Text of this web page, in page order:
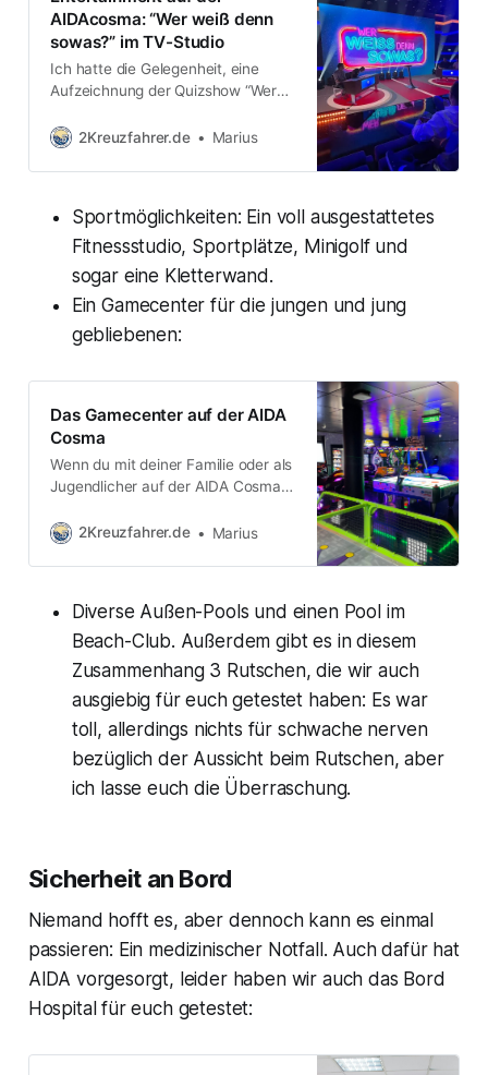
AIDAcosma: “Wer weiß denn
sowas?” im TV-Studio
Ich hatte die Gelegenheit, eine
Aufzeichnung der Quizshow “Wer
der AIDAcosma zu besuchen, und
lange in Erinnerung bleiben wird.
Besuch berichte, möchte ich kurz
erklären, worum es in dieser Show
eigentlich geht.
2Kreuzfahrer.de Marius
Sportmöglichkeiten: Ein voll ausgestattetes
Fitnessstudio, Sportplätze, Minigolf und
sogar eine Kletterwand.
Ein Gamecenter für die jungen und jung
gebliebenen:
Das Gamecenter auf der AIDA
Cosma
Wenn du mit deiner Familie oder als
Jugendlicher auf der AIDA Cosma
Gamecenter ein absolutes
und bringt es auf hoher See in
einem modernen, einladenden
Ambiente. Für Eltern ist es
2Kreuzfahrer.de Marius
Diverse Außen-Pools und einen Pool im
Beach-Club. Außerdem gibt es in diesem
Zusammenhang 3 Rutschen, die wir auch
ausgiebig für euch getestet haben: Es war
toll, allerdings nichts für schwache nerven
bezüglich der Aussicht beim Rutschen, aber
ich lasse euch die Überraschung.
Sicherheit an Bord
Niemand hofft es, aber dennoch kann es einmal
passieren: Ein medizinischer Notfall. Auch dafür hat
AIDA vorgesorgt, leider haben wir auch das Bord
Hospital für euch getestet: